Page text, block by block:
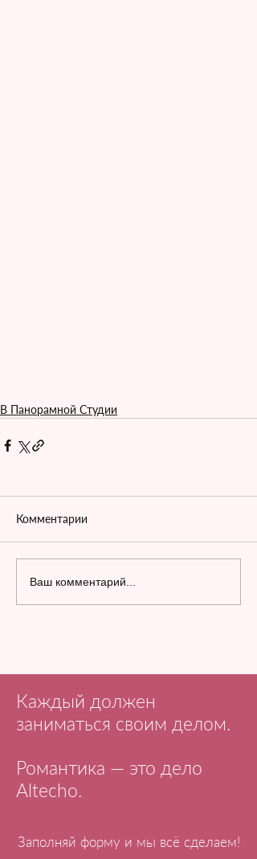
В Панорамной Студии
Комментарии
Ваш комментарий...
Каждый должен
заниматься своим делом.
Романтика — это дело
Altecho.
Заполняй форму и мы всё сделаем!